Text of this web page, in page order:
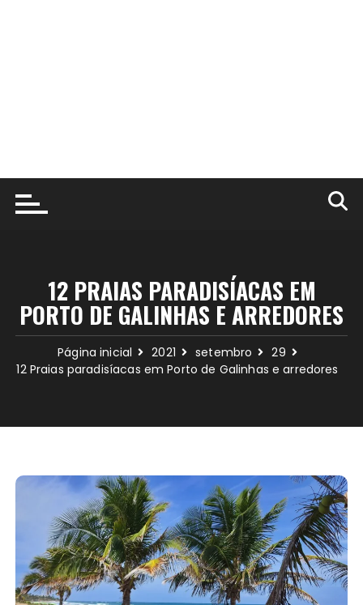
12 PRAIAS PARADISÍACAS EM
PORTO DE GALINHAS E ARREDORES
Página inicial 2021 setembro
29
12 Praias paradisíacas em Porto de Galinhas e arredores